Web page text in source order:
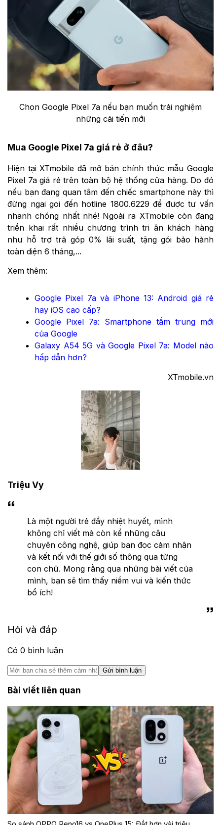
Chọn Google Pixel 7a nếu bạn muốn trải nghiệm
những cải tiến mới
Mua Google Pixel 7a giá rẻ ở đâu?
Hiện tại XTmobile đã mở bán chính thức mẫu Google
Pixel 7a giá rẻ trên toàn bộ hệ thống cửa hàng. Do đó
nếu bạn đang quan tâm đến chiếc smartphone này thì
đừng ngại gọi đến hotline 1800.6229 để được tư vấn
nhanh chóng nhất nhé! Ngoài ra XTmobile còn đang
triển khai rất nhiều chương trình tri ân khách hàng
như hỗ trợ trả góp 0% lãi suất, tặng gói bảo hành
toàn diện 6 tháng,...
Xem thêm:
Google Pixel 7a và iPhone 13: Android giá rẻ
hay iOS cao cấp?
Google Pixel 7a: Smartphone tầm trung mới
của Google
Galaxy A54 5G và Google Pixel 7a: Model nào
hấp dẫn hơn?
XTmobile.vn
Triệu Vy
Là một người trẻ đầy nhiệt huyết, mình
không chỉ viết mà còn kể những câu
chuyện công nghệ, giúp bạn đọc cảm nhận
và kết nối với thế giới số thông qua từng
con chữ. Mong rằng qua những bài viết của
mình, bạn sẽ tìm thấy niềm vui và kiến thức
bổ ích!
Hỏi và đáp
Có 0 bình luận
Gửi bình luận
Bài viết liên quan